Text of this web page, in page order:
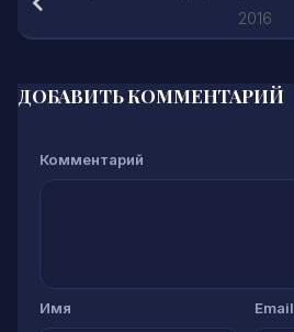
2016
ДОБАВИТЬ КОММЕНТАРИЙ
Комментарий
Имя Email